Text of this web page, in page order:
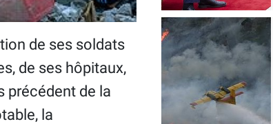
de ses soldats
de ses hôpitaux,
précédent de la
la